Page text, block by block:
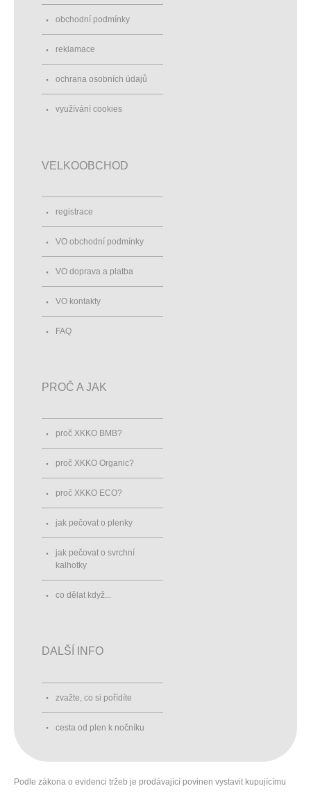
obchodní podmínky
reklamace
ochrana osobních údajů
využívání cookies
VELKOOBCHOD
registrace
VO obchodní podmínky
VO doprava a platba
VO kontakty
FAQ
PROČ A JAK
proč XKKO BMB?
proč XKKO Organic?
proč XKKO ECO?
jak pečovat o plenky
jak pečovat o svrchní
kalhotky
co dělat když...
DALŠÍ INFO
zvažte, co si pořídíte
cesta od plen k nočníku
Podle zákona o evidenci tržeb je prodávající povinen vystavit kupujícímu